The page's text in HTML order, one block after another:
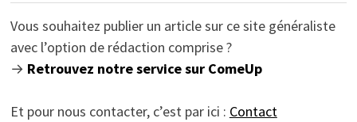
Vous souhaitez publier un article sur ce site généraliste
avec l’option de rédaction comprise ?
→ Retrouvez notre service sur ComeUp
Et pour nous contacter, c’est par ici : Contact